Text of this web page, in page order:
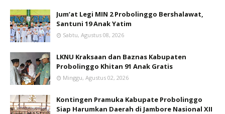
Jum’at Legi MIN 2 Probolinggo Bershalawat,
Santuni 19 Anak Yatim
Sabtu, Agustus 08, 2026
LKNU Kraksaan dan Baznas Kabupaten
Probolinggo Khitan 91 Anak Gratis
Minggu, Agustus 02, 2026
Kontingen Pramuka Kabupate Probolinggo
Siap Harumkan Daerah di Jambore Nasional XII